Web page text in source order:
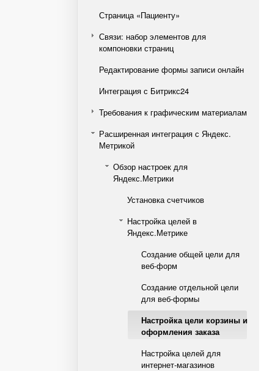
Страница «Пациенту»
Связи: набор элементов для
компоновки страниц
Редактирование формы записи онлайн
Интеграция с Битрикс24
Требования к графическим материалам
Расширенная интеграция с Яндекс.
Метрикой
Обзор настроек для
Яндекс.Метрики
Установка счетчиков
Настройка целей в
Яндекс.Метрике
Создание общей цели для
веб-форм
Создание отдельной цели
для веб-формы
Настройка цели корзины и
оформления заказа
Настройка целей для
интернет-магазинов